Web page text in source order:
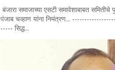
बंजारा समाजाच्या एसटी समावेशाबाबत समितीचे
पंजाब चव्हाण यांना निमंत्रण...
----- सिद्ध...